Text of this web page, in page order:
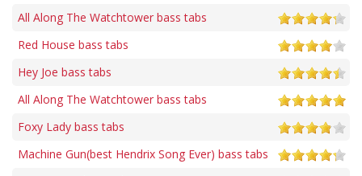
All Along The Watchtower bass tabs
Red House bass tabs
Hey Joe bass tabs
All Along The Watchtower bass tabs
Foxy Lady bass tabs
Machine Gun(best Hendrix Song Ever) bass tabs